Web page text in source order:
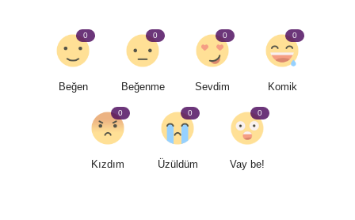
Beğen
0
Beğenme
0
Sevdim
0
Komik
0
Kızdım
0
Üzüldüm
0
Vay be!
0